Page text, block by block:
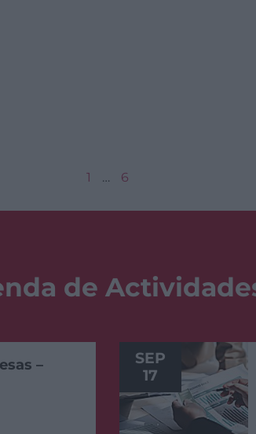
1 … 6
de
–
SEP
17